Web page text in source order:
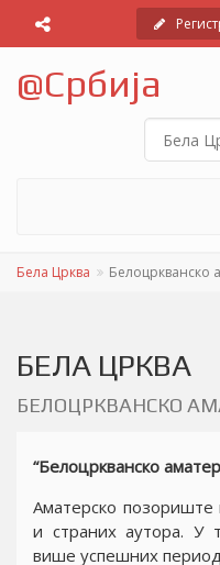
@Србија
Бела Црква Белоцркванско
БЕЛА ЦРКВА
БЕЛОЦРКВАНСКО
“Белоцркванско
Аматерско позориште
и страних аутора. У
више успешних